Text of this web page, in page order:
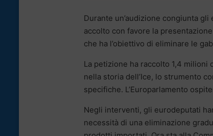
Durante un’audizione congiunta
accolto con favore la
che ha l’obiettivo di eliminare le
La petizione ha raccolto 1,4
nella storia dell’Ice, lo strumento
specifiche. L’Europarlamento
Negli interventi, gli eurodeputati
necessità di una eliminazione